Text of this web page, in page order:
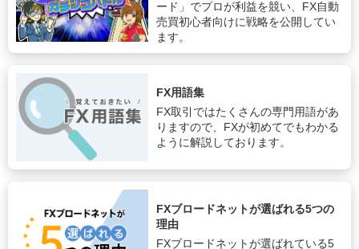
ード」でプロが利益を競い、FX自動
売買初心者向けに戦略を公開してい
ます。
FX用語集
FX取引ではたくさんの専門用語があ
りますので、FXが初めてでもわかる
ように解説しております。
FXブロードネットが選ばれる5つの
理由
FXブロードネットが選ばれている5